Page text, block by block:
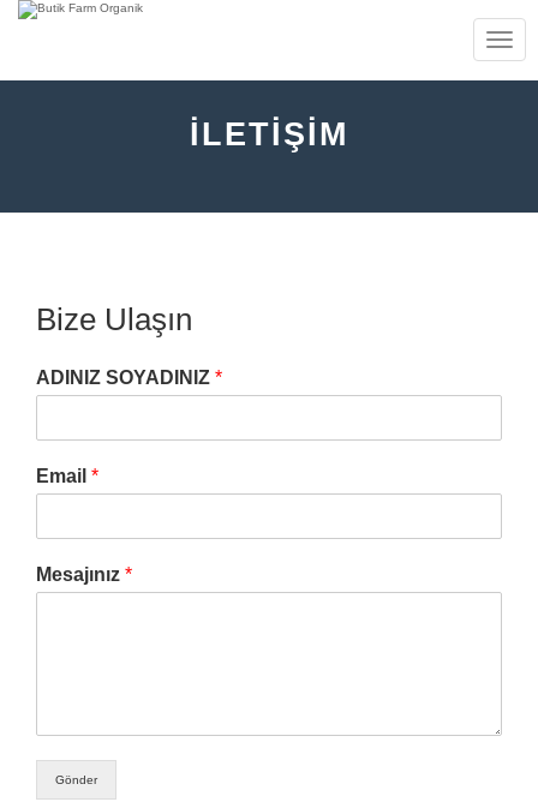
İLETIŞIM
Bize Ulaşın
ADINIZ SOYADINIZ *
Email *
Mesajınız *
Gönder